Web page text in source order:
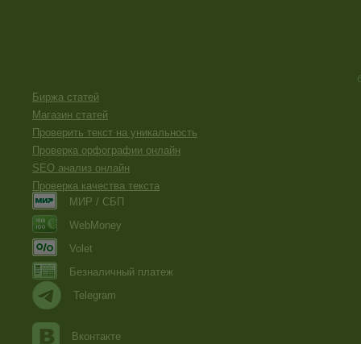
Биржа статей
Магазин статей
Проверить текст на уникальность
Проверка орфографии онлайн
SEO анализ онлайн
Проверка качества текста
МИР / СБП
WebMoney
Volet
Безналичный платеж
Telegram
Вконтакте